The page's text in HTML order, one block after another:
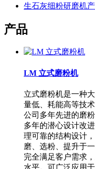
生石灰细粉研磨机
产品
LM 立式磨粉机
立式磨粉机是一种
量低、耗能高等技
公司多年先进的磨
多年的潜心设计改
理可靠的结构设计
磨、选粉、提升于
完全满足客户需求
水平。可广泛应用